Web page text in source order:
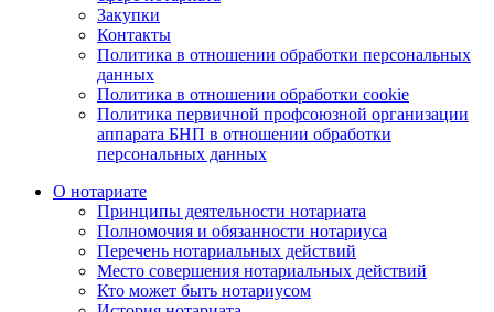
Закупки
Контакты
Политика в отношении обработки персональных
данных
Политика в отношении обработки cookie
Политика первичной профсоюзной организации
аппарата БНП в отношении обработки
персональных данных
О нотариате
Принципы деятельности нотариата
Полномочия и обязанности нотариуса
Перечень нотариальных действий
Место совершения нотариальных действий
Кто может быть нотариусом